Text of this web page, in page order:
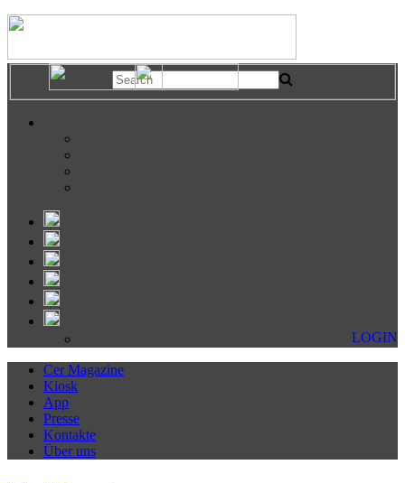
LOGIN
Cer Magazine
Kiosk
App
Presse
Kontakte
Über uns